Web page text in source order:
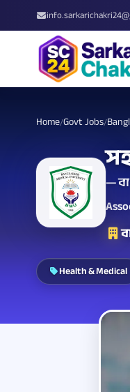
Home/Govt Jobs/
—
Health & Medical